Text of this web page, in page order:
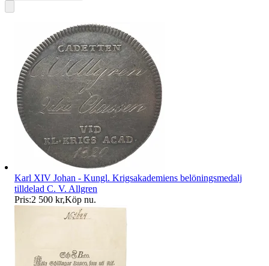
Karl XIV Johan - Kungl. Krigsakademiens belöningsmedalj
tilldelad C. V. Allgren
Pris:2 500 kr,Köp nu.